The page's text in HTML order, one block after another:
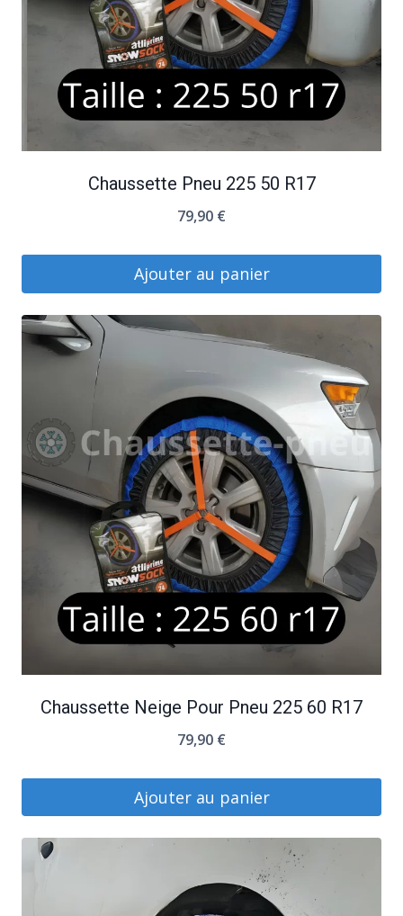
Chaussette Pneu 225 50 R17
79,90 €
Ajouter au panier
Chaussette Neige Pour Pneu 225 60 R17
79,90 €
Ajouter au panier